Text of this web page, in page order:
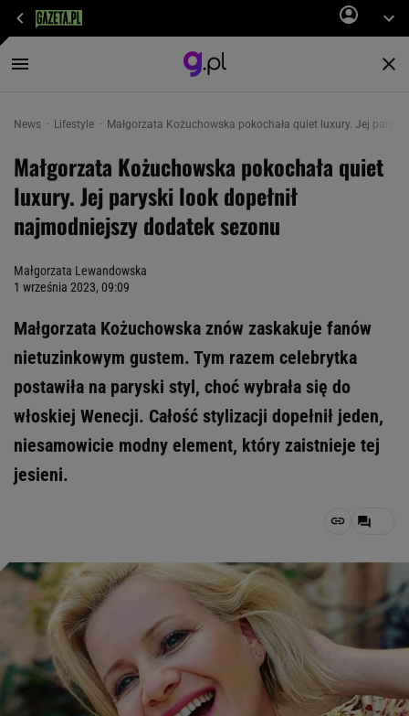
News Lifestyle Małgorzata Kożuchowska pokochała quiet luxury. Jej
Małgorzata Kożuchowska pokochała quiet
luxury. Jej paryski look dopełnił
najmodniejszy dodatek sezonu
Małgorzata Lewandowska
1 września 2023, 09:09
Małgorzata Kożuchowska znów zaskakuje fanów
nietuzinkowym gustem. Tym razem celebrytka
postawiła na paryski styl, choć wybrała się do
włoskiej Wenecji. Całość stylizacji dopełnił jeden,
niesamowicie modny element, który zaistnieje tej
jesieni.